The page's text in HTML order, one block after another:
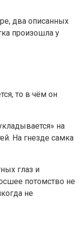
два описанных
произошла у
то в чём он
на
На гнезде самка
глаз и
потомство не
не